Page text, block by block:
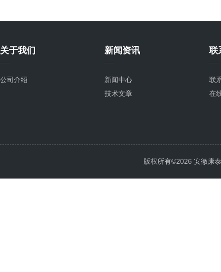
关于我们
公司介绍
新闻资讯
新闻中心
技术文章
联
联
在
版权所有©2026 安徽康